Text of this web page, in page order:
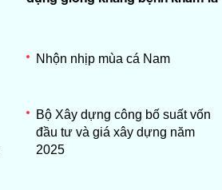
Nhộn nhịp mùa cá Nam
Bộ Xây dựng công bố suất vốn
đầu tư và giá xây dựng năm
2025